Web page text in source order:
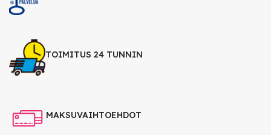
TOIMITUS 24 TUNNIN
MAKSUVAIHTOEHDOT